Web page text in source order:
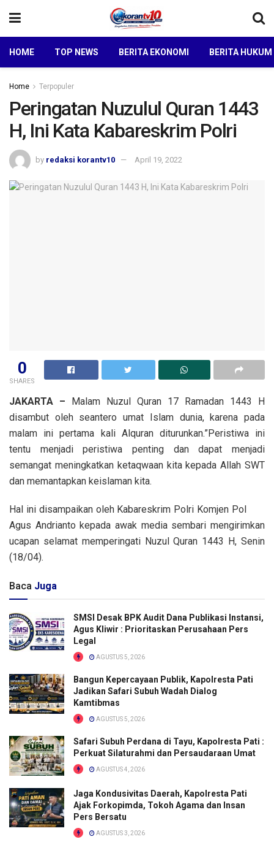
HOME TOP NEWS BERITA EKONOMI BERITA
Home Terpopuler
Peringatan Nuzulul Quran 1443
H, Ini Kata Kabareskrim Polri
by redaksi korantv10 April 19, 2022
0
SHARES
JAKARTA – Malam Nuzul Quran 17 Ramadan 1443 H
disambut oleh seantero umat Islam dunia, karena pada
malam ini pertama kali Alquran diturunkan.”Peristiwa ini
tentu menjadi peristiwa penting dan dapat menjadi
semangat meningkatkan ketaqwaan kita kepada Allah SWT
dan memantapkan keislaman kita.
Hal ini disampaikan oleh Kabareskrim Polri Komjen Pol
Agus Andrianto kepada awak media sembari mengirimkan
ucapan selamat memperingati Nuzul Quran 1443 H, Senin
(18/04).
Baca Juga
SMSI Desak BPK Audit Dana Publikasi Instansi,
Agus Kliwir : Prioritaskan Perusahaan Pers
Legal
AGUSTUS 5, 2026
Bangun Kepercayaan Publik, Kapolresta Pati
Jadikan Safari Subuh Wadah Dialog
Kamtibmas
AGUSTUS 5, 2026
Safari Subuh Perdana di Tayu, Kapolresta Pati :
Perkuat Silaturahmi dan Persaudaraan Umat
AGUSTUS 4, 2026
Jaga Kondusivitas Daerah, Kapolresta Pati
Ajak Forkopimda, Tokoh Agama dan Insan
Pers Bersatu
AGUSTUS 3, 2026